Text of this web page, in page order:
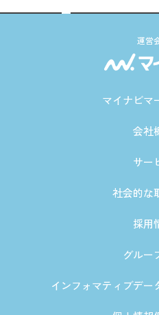
運営
マイナビマ
会社
サー
社会的な
採用
グルー
インフォマティブデー